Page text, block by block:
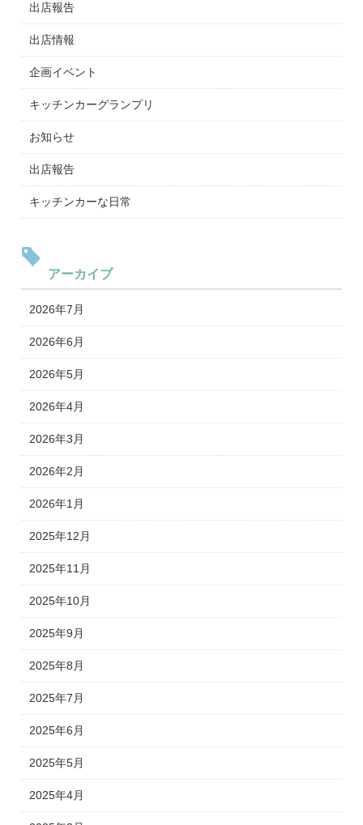
出店報告
出店情報
企画イベント
キッチンカーグランプリ
お知らせ
出店報告
キッチンカーな日常
アーカイブ
2026年7月
2026年6月
2026年5月
2026年4月
2026年3月
2026年2月
2026年1月
2025年12月
2025年11月
2025年10月
2025年9月
2025年8月
2025年7月
2025年6月
2025年5月
2025年4月